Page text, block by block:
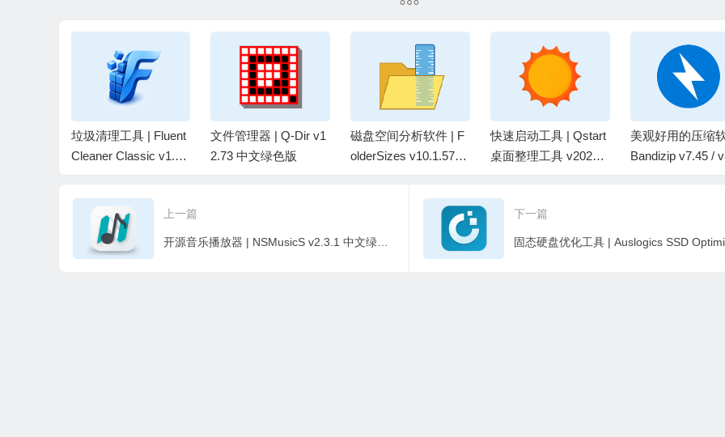
垃圾清理工具 | Fluent
Cleaner Classic v1.11.
文件管理器 | Q-Dir v1
2.73 中文绿色版
磁盘空间分析软件 | F
olderSizes v10.1.57
快速启动工具 | Qstart
桌面整理工具 v20260
美观好用的压缩
Bandizip v7.45 /
上一篇 下一篇